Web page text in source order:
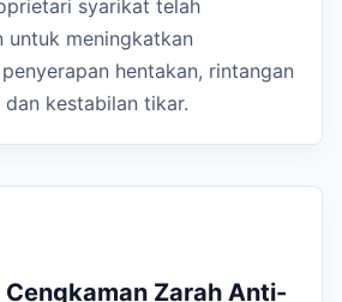
syarikat telah
untuk meningkatkan
hentakan, rintangan
kestabilan tikar.
Cengkaman Zarah Anti-